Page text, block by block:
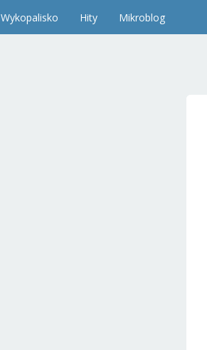
Wykopalisko Hity Mikroblog